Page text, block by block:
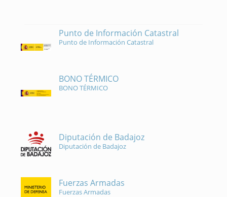
Punto de Información Catastral
Punto de Información Catastral
BONO TÉRMICO
BONO TÉRMICO
Diputación de Badajoz
Diputación de Badajoz
Fuerzas Armadas
Fuerzas Armadas